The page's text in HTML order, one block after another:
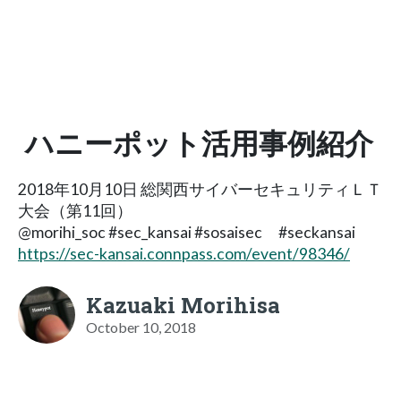
ハニーポット活用事例紹介
2018年10月10日 総関西サイバーセキュリティＬＴ
大会（第11回）
@morihi_soc #sec_kansai #sosaisec #seckansai
https://sec-kansai.connpass.com/event/98346/
Kazuaki Morihisa
October 10, 2018